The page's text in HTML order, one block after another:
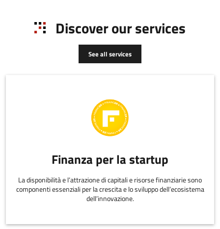
Discover our services
See all services
Finanza per la startup
La disponibilità e l’attrazione di capitali e risorse finanziarie sono
componenti essenziali per la crescita e lo sviluppo dell’ecosistema
dell’innovazione.